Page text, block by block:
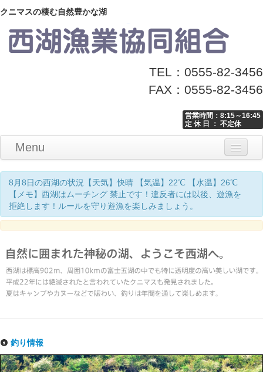
クニマスの棲む自然豊かな湖
TEL：0555-82-3456
FAX：0555-82-3456
営業時間：8:15～16:45
定 休 日 ： 不定休
Menu
Home
釣り情報
マナーとお願い
クニマス展示館
漁協からのお知らせ
お問い合わせ
8月8日の西湖の状況【天気】快晴 【気温】22℃ 【水温】26℃
【メモ】西湖はムーチング 禁止です！違反者には以後、遊漁を
拒絶します！ルールを守り遊漁を楽しみましょう。
釣り情報